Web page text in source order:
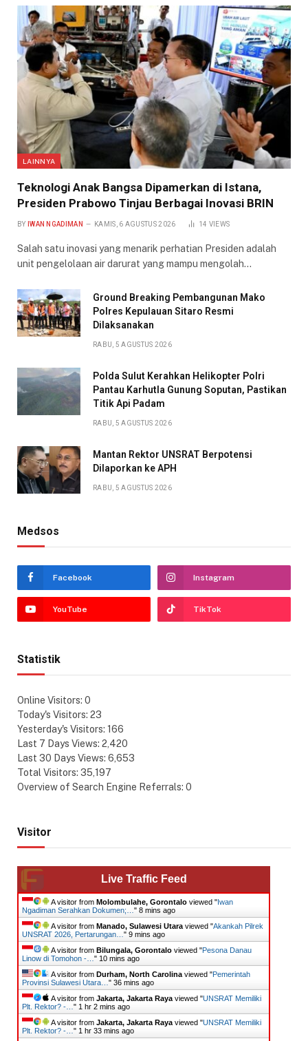
LAINNYA
Teknologi Anak Bangsa Dipamerkan di Istana,
Presiden Prabowo Tinjau Berbagai Inovasi BRIN
BY IWAN NGADIMAN KAMIS, 6 AGUSTUS 2026 14 VIEWS
Salah satu inovasi yang menarik perhatian Presiden adalah
unit pengelolaan air darurat yang mampu mengolah…
Ground Breaking Pembangunan Mako
Polres Kepulauan Sitaro Resmi
Dilaksanakan
RABU, 5 AGUSTUS 2026
Polda Sulut Kerahkan Helikopter Polri
Pantau Karhutla Gunung Soputan, Pastikan
Titik Api Padam
RABU, 5 AGUSTUS 2026
Mantan Rektor UNSRAT Berpotensi
Dilaporkan ke APH
RABU, 5 AGUSTUS 2026
Medsos
Facebook Instagram
YouTube TikTok
Statistik
Online Visitors: 0
Today's Visitors: 23
Yesterday's Visitors: 166
Last 7 Days Views: 2,420
Last 30 Days Views: 6,653
Total Visitors: 35,197
Overview of Search Engine Referrals: 0
Visitor
Live Traffic Feed
A visitor from Molombulahe, Gorontalo viewed "Iwan
Ngadiman Serahkan Dokumen;… " 8 mins ago
A visitor from Manado, Sulawesi Utara viewed "Akankah Pilrek
UNSRAT 2026, Pertarungan… " 9 mins ago
A visitor from Bilungala, Gorontalo viewed "Pesona Danau
Linow di Tomohon -… " 10 mins ago
A visitor from Durham, North Carolina viewed "Pemerintah
Provinsi Sulawesi Utara… " 36 mins ago
A visitor from Jakarta, Jakarta Raya viewed "UNSRAT Memiliki
Plt. Rektor? -… " 1 hr 2 mins ago
A visitor from Jakarta, Jakarta Raya viewed "UNSRAT Memiliki
Plt. Rektor? -… " 1 hr 33 mins ago